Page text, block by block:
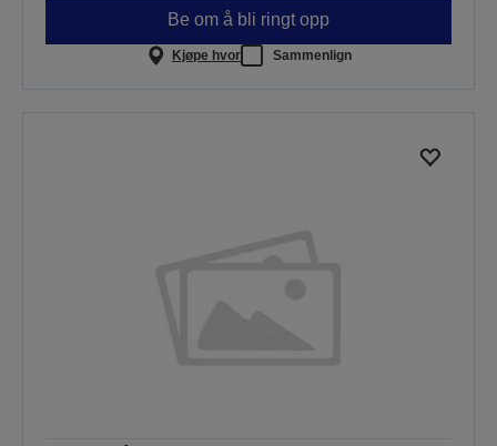
Be om å bli ringt opp
Kjøpe hvor Sammenlign